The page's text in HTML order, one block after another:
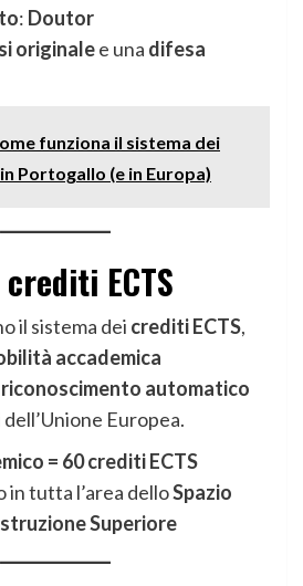
: Doutor
originalee una difesa
funziona il sistema dei
Portogallo (e in Europa)
ECTS
il sistema dei crediti ECTS,
accademica
riconoscimento automatico
Europea.
= 60 crediti ECTS
in tutta l’area delloSpazio
Superiore